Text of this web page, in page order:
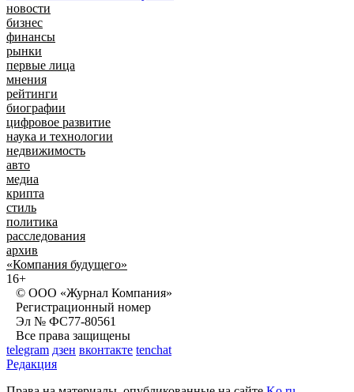
новости
бизнес
финансы
рынки
первые лица
мнения
рейтинги
биографии
цифровое развитие
наука и технологии
недвижимость
авто
медиа
крипта
стиль
политика
расследования
архив
«Компания будущего»
16+
© ООО «Журнал Компания»
Регистрационный номер
Эл № ФС77-80561
Все права защищены
telegram дзен вконтакте tenchat
Редакция